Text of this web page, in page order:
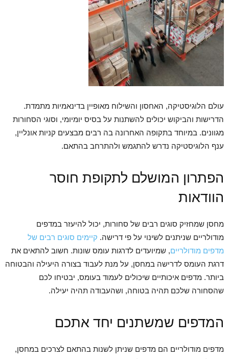
עולם הלוגיסטיקה, האחסון והשילוח מאופיין בדינאמיות מתמדת.
הדרישות והביקוש יכולים להשתנות על בסיס יומיומי, וסוגי הסחורות
מגוונים. במיוחד בתקופה האחרונה בה רבים מבצעים קניות אונליין,
ענף הלוגיסטיקה נדרש להתגמש ולהתרחב בהתאם.
הפתרון המושלם לתקופת חוסר
הוודאות
מחסן שמחזיק סוגים רבים של סחורות, יכול להיעזר במדפים
מודולריים שניתנים לשינוי על פי דרישה. קיימים סוגים רבים של
מדפים מודולריים, שמיועדים לדרגות עומס שונות. חשוב להתאים את
דרגת העומס לדרישה במחסן, על מנת לעבוד בצורה היעילה והבטוחה
ביותר. מדפים איכותיים שיכולים לעמוד בעומס, יבטיחו לכם
שהסחורה שלכם תהיה בטוחה, ושהעבודה תהיה יעילה.
המדפים שמשתנים יחד אתכם
מדפים מודולריים הם מדפים שניתן לשנות בהתאם לצרכים במחסן,